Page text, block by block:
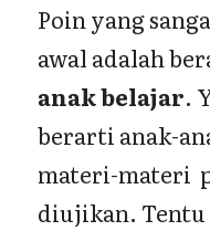
Poin yang
awal adalah
anak belajar.
berarti anak-
materi-materi
diujikan. Tentu